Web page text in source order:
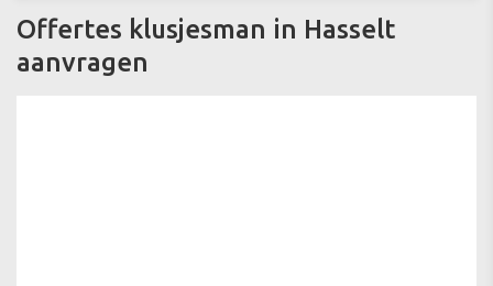
Offertes klusjesman in Hasselt
aanvragen